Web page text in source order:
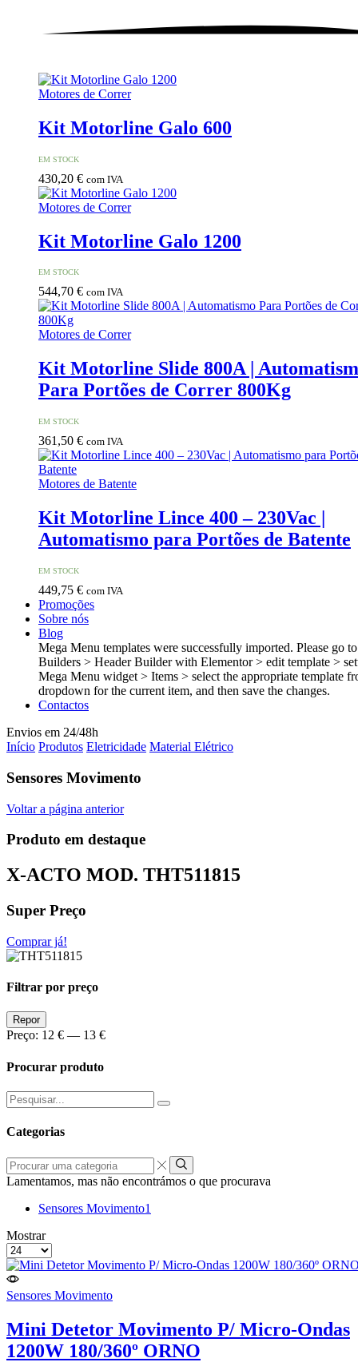
Motores de Correr
Kit Motorline Galo 600
EM STOCK
430,20 € com IVA
Motores de Correr
Kit Motorline Galo 1200
EM STOCK
544,70 € com IVA
Motores de Correr
Kit Motorline Slide 800A |
Para Portões de Correr 800Kg
EM STOCK
361,50 € com IVA
Motores de Batente
Kit Motorline Lince 400 – 230Vac |
Automatismo para Portões de Batente
EM STOCK
449,75 € com IVA
Promoções
Sobre nós
Blog
Mega Menu templates were successfully imported. Please go
Builders > Header Builder with Elementor > edit template >
Mega Menu widget > Items > select the appropriate template
dropdown for the current item, and then save the changes.
Contactos
Envios em 24/48h
Início Produtos Eletricidade Material Elétrico
Sensores Movimento
Voltar a página anterior
Produto em destaque
X-ACTO MOD. THT511815
Super Preço
Comprar já!
Filtrar por preço
Preço
Min
Preço
Max
Repor
Preço: 12 € — 13 €
Procurar produto
Pesquisar
por:
Categorias
uma
categoria
Lamentamos, mas não encontrámos o que procurava
Sensores Movimento1
grelha
de
4
colunas
Lista
Mostrar
Produtos
por
Página
Sensores Movimento
Mini Detetor Movimento P/ Micro-Ondas
1200W 180/360º ORNO